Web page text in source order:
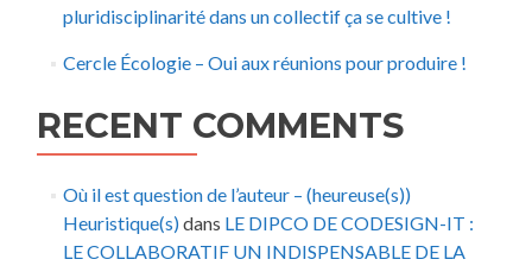
pluridisciplinarité dans un collectif ça se cultive !
Cercle Écologie – Oui aux réunions pour produire !
RECENT COMMENTS
Où il est question de l’auteur – (heureuse(s))
Heuristique(s)dans LE DIPCO DE CODESIGN-IT :
LE COLLABORATIF UN INDISPENSABLE DE LA